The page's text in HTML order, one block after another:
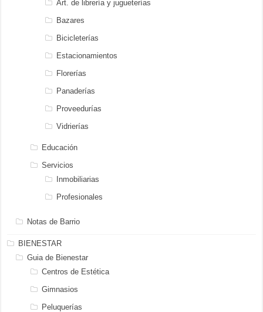
Art. de librería y jugueterías
Bazares
Bicicleterías
Estacionamientos
Florerías
Panaderías
Proveedurías
Vidrierías
Educación
Servicios
Inmobiliarias
Profesionales
Notas de Barrio
BIENESTAR
Guia de Bienestar
Centros de Estética
Gimnasios
Peluquerías